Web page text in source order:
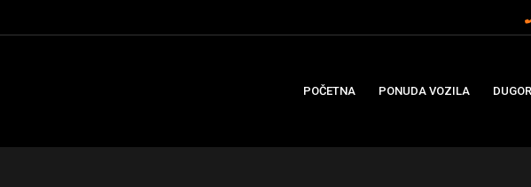
POČETNA PONUDA VOZILA